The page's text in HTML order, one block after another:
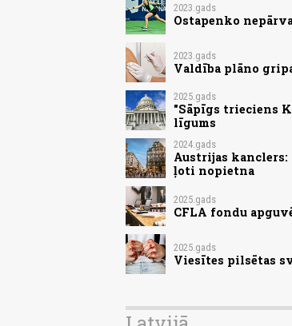
2023.gads
Ostapenko
2023.gads
Valdība plāno
2025.gads
"Sāpīgs trieciens
līgums
2024.gads
Austrijas
ļoti nopietna
2025.gads
CFLA fondu
2025.gads
Viesītes pilsētas